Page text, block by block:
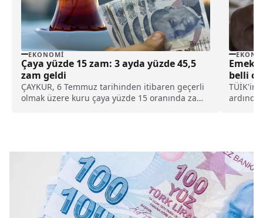
EKONOMI
Çaya yüzde 15 zam: 3 ayda yüzde 45,5
zam geldi
ÇAYKUR, 6 Temmuz tarihinden itibaren geçerli
olmak üzere kuru çaya yüzde 15 oranında zam
belli
TÜİK'in